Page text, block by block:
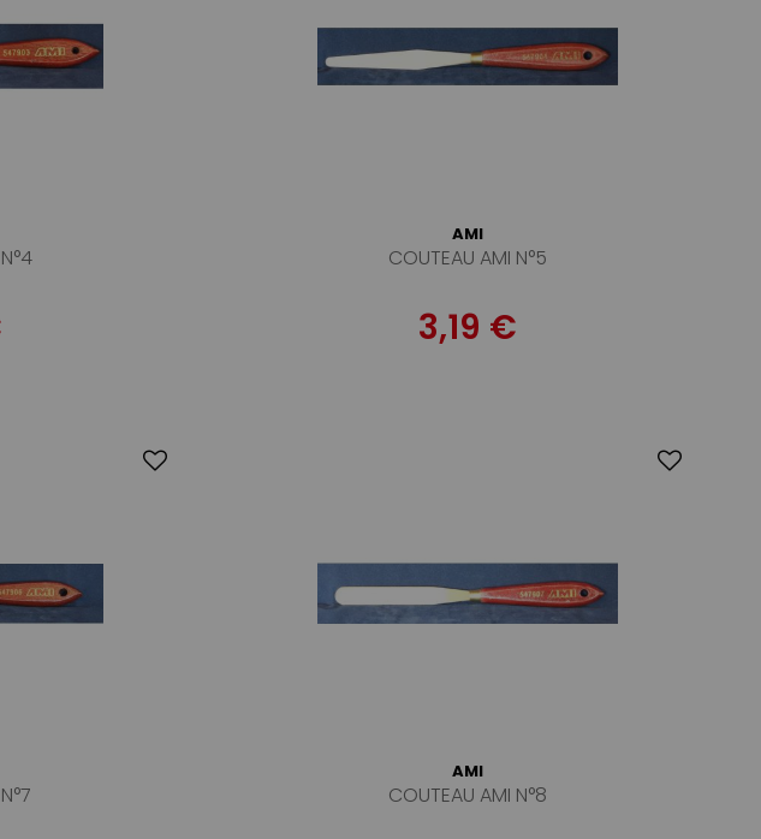
AMI
COUTEAU AMI N°5
3,19 €
AMI
COUTEAU AMI N°8